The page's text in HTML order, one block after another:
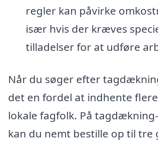
regler kan påvirke
især hvis der kræves
tilladelser for at udføre
Når du søger efter
det en fordel at indhente
lokale fagfolk. På
kan du nemt bestille op til tre